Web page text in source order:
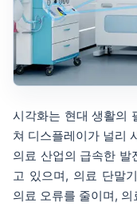
시각화는 현대 생활의
쳐 디스플레이가 널리
의료 산업의 급속한 발
고 있으며, 의료 단말
의료 오류를 줄이며,